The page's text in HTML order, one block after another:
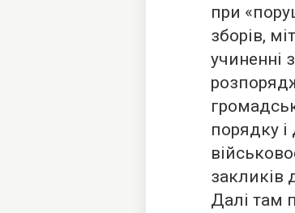
при
зборів,
учиненні
порядку
закликів
Далі там